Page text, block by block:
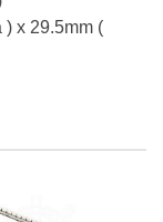
) x 29.5mm (